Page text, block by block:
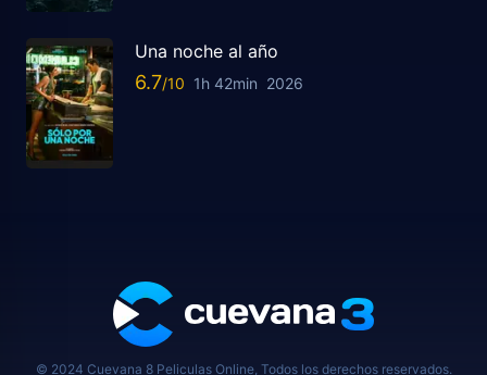
Una noche al año
6.7 1h 42min 2026
© 2024 Cuevana 8 Peliculas Online, Todos los derechos reservados.